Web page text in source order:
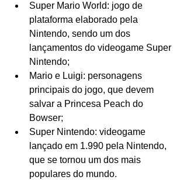
Super Mario World: jogo de
plataforma elaborado pela
Nintendo, sendo um dos
lançamentos do videogame Super
Nintendo;
Mario e Luigi: personagens
principais do jogo, que devem
salvar a Princesa Peach do
Bowser;
Super Nintendo: videogame
lançado em 1.990 pela Nintendo,
que se tornou um dos mais
populares do mundo.